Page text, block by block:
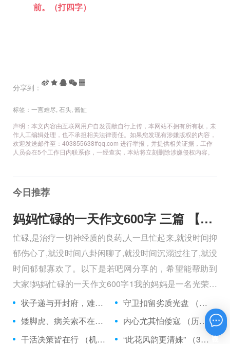
前。（打四字）
分享到：
标签： 一言难尽 石头 酱缸
声明：本文内容由互联网用户自发贡献自行上传，本网站不拥有所有权，未
作人工编辑处理，也不承担相关法律责任。如果您发现有涉嫌版权的内容，
欢迎发送邮件至：403855638#qq.com 进行举报，并提供相关证据，工作
人员会在5个工作日内联系你，一经查实，本站将立刻删除涉嫌侵权内容。
今日推荐
妈妈忙碌的一天作文600字 三篇 【600字】
忙碌,是治疗一切神经质的良药,人一旦忙起来,就没时间抑
郁伤心了,就没时间八卦闲聊了,就没时间沉溺过往了,就没
时间郁郁寡欢了。以下是若吧网分享的，希望能帮助到
大家!妈妈忙碌的一天作文600字1我的妈妈是一名光荣的
人民警察，她总有做不完的事情。
状子递与开封府，难忍怒气心中生 （5字口语）
守卫扣留劣质光盘 （5字常言）
矮脚虎、病关索不在，智多星、行者前往此处 （七字俗语）
内心尤其怕倭寇 （历法用语一卷帘）
干活决策皆在行 （机构简称二）
“此花风韵更清姝” （3字手机品牌）